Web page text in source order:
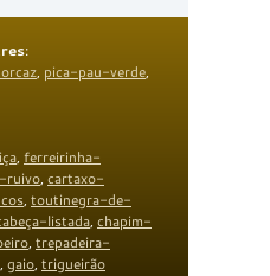
:
, pica-pau-verde,
, ferreirinha-
ruivo, cartaxo-
, toutinegra-de-
listada, chapim-
, trepadeira-
, gaio, trigueirão